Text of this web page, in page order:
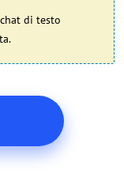
di testo